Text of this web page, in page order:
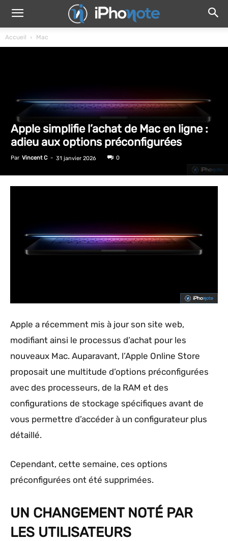
Accueil Mac
Apple simplifie l’achat de Mac en ligne :
adieu aux options préconfigurées
Par Vincent C - 31 janvier 2026 0
Apple a récemment mis à jour son site web,
modifiant ainsi le processus d’achat pour les
nouveaux Mac. Auparavant, l’Apple Online Store
proposait une multitude d’options préconfigurées
avec des processeurs, de la RAM et des
configurations de stockage spécifiques avant de
vous permettre d’accéder à un configurateur plus
détaillé.
Cependant, cette semaine, ces options
préconfigurées ont été supprimées.
UN CHANGEMENT NOTÉ PAR
LES UTILISATEURS